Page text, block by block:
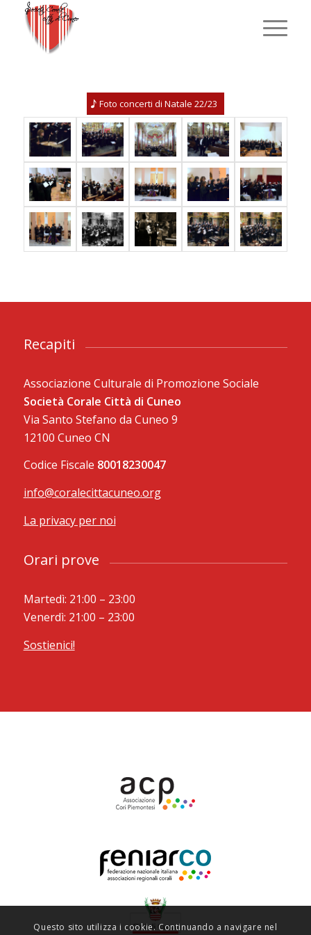
Foto concerti di Natale 22/23
Recapiti
Associazione Culturale di Promozione Sociale
Società Corale Città di Cuneo
Via Santo Stefano da Cuneo 9
12100 Cuneo CN
Codice Fiscale 80018230047
info@coralecittacuneo.org
La privacy per noi
Orari prove
Martedì: 21:00 – 23:00
Venerdì: 21:00 – 23:00
Sostienici!
Questo sito utilizza i cookie. Continuando a navigare nel